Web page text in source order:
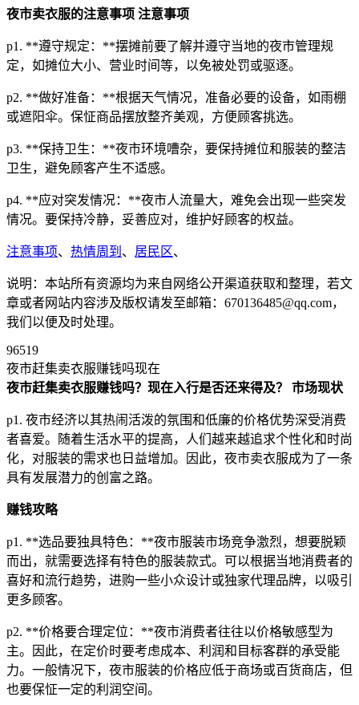
夜市卖衣服的注意事项 注意事项
p1. **遵守规定：**摆摊前要了解并遵守当地的夜市管理规
定，如摊位大小、营业时间等，以免被处罚或驱逐。
p2. **做好准备：**根据天气情况，准备必要的设备，如雨棚
或遮阳伞。保怔商品摆放整齐美观，方便顾客挑选。
p3. **保持卫生：**夜市环境嘈杂，要保持摊位和服装的整洁
卫生，避免顾客产生不适感。
p4. **应对突发情况：**夜市人流量大，难免会出现一些突发
情况。要保持冷静，妥善应对，维护好顾客的权益。
注意事项、 热情周到 、 居民区、
说明：本站所有资源均为来自网络公开渠道获取和整理，若文
章或者网站内容涉及版权请发至邮箱：670136485@qq.com，
我们以便及时处理。
96519
夜市赶集卖衣服赚钱吗现在
夜市赶集卖衣服赚钱吗？现在入行是否还来得及？
市场现状
p1. 夜市经济以其热闹活泼的氛围和低廉的价格优势深受消费
者喜爱。随着生活水平的提高，人们越来越追求个性化和时尚
化，对服装的需求也日益增加。因此，夜市卖衣服成为了一条
具有发展潜力的创富之路。
赚钱攻略
p1. **选品要独具特色：**夜市服装市场竞争激烈，想要脱颖
而出，就需要选择有特色的服装款式。可以根据当地消费者的
喜好和流行趋势，进购一些小众设计或独家代理品牌，以吸引
更多顾客。
p2. **价格要合理定位：**夜市消费者往往以价格敏感型为
主。因此，在定价时要考虑成本、利润和目标客群的承受能
力。一般情况下，夜市服装的价格应低于商场或百货商店，但
也要保怔一定的利润空间。